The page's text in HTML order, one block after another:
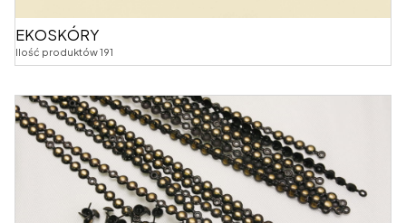
EKOSKÓRY
Ilość produktów 191